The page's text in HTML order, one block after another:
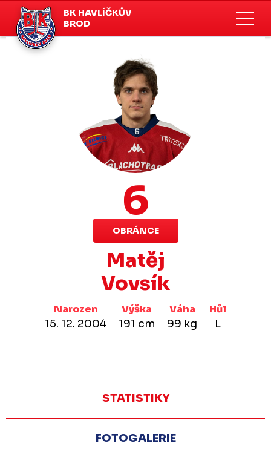
BK HAVLÍČKŮV
BROD
6
OBRÁNCE
Matěj
Vovsík
Narozen
15. 12. 2004
Výška
191 cm
Váha
99 kg
Hůl
L
STATISTIKY
FOTOGALERIE